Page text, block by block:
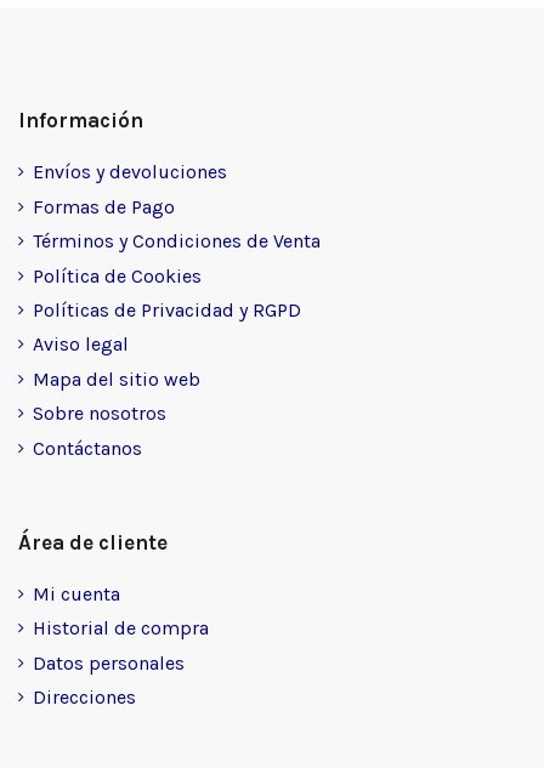
Información
Envíos y devoluciones
Formas de Pago
Términos y Condiciones de Venta
Política de Cookies
Políticas de Privacidad y RGPD
Aviso legal
Mapa del sitio web
Sobre nosotros
Contáctanos
Área de cliente
Mi cuenta
Historial de compra
Datos personales
Direcciones